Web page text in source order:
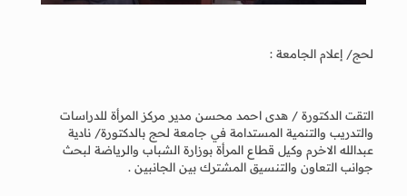
لحج/ إعلام الجامعة :
التقت الدكتورة / هدى احمد محسن مدير مركز المرأة للدراسات
والتدريب والتنمية المستدامة في جامعة لحج بالدكتورة/ نادية
عبدالله الاخرم وكيل قطاع المرأة بوزارة الشباب والرياضة لبحث
جوانب التعاون والتنسيق المشترك بين الجانبين .